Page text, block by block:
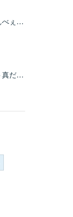
倉敷/下津井・のんべぇ5品セット（たこちく、たこ玉、味付のり、串酢だこ、味付けけやわらか真だこチーズ）3歳のお子様も大好きなんですよ。
倉敷/下津井カット真だこ＆倉敷/下津井真だこ唐揚げ・セット人気です。